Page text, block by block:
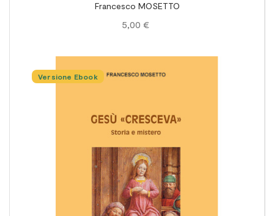
Francesco MOSETTO
5,00 €
Versione Ebook